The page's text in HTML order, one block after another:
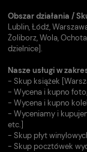
Obszar działania /
Lublin, Łódź,
Żoliborz, Wola,
dzielnice].
Nasze usługi w
- Skup książek
- Wycena i kupno
- Wycena i kupno
- Wyceniamy i
etc.]
- Skup płyt
- Skup pocztówek